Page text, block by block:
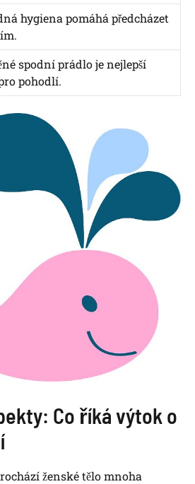
hygiena pomáhá předcházet
spodní prádlo je nejlepší
pohodlí.
Co říká výtok o
ženské tělo mnoha